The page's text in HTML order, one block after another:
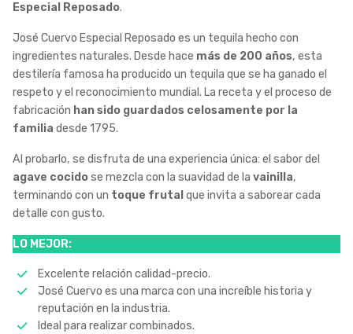
Especial Reposado.
José Cuervo Especial Reposado es un tequila hecho con
ingredientes naturales. Desde hace más de 200 años, esta
destilería famosa ha producido un tequila que se ha ganado el
respeto y el reconocimiento mundial. La receta y el proceso de
fabricación han sido guardados celosamente por la
familia desde 1795.
Al probarlo, se disfruta de una experiencia única: el sabor del
agave cocidose mezcla con la suavidad de la vainilla,
terminando con un toque frutal que invita a saborear cada
detalle con gusto.
LO MEJOR:
Excelente relación calidad-precio.
José Cuervo es una marca con una increíble historia y
reputación en la industria.
Ideal para realizar combinados.